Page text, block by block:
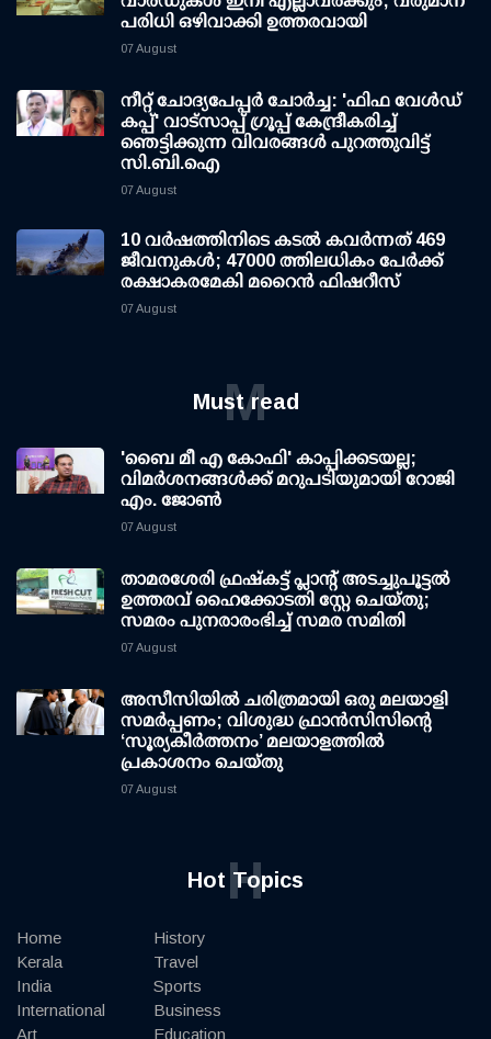
പരിധി ഒഴിവാക്കി ഉത്തരവായി
07 August
നീറ്റ് ചോദ്യപേപ്പര്‍ ചോര്‍ച്ച: 'ഫിഫ വേള്‍ഡ്
കപ്പ്' വാട്സാപ്പ് ഗ്രൂപ്പ് കേന്ദ്രീകരിച്ച്
ഞെട്ടിക്കുന്ന വിവരങ്ങള്‍ പുറത്തുവിട്ട്
സി.ബി.ഐ
07 August
10 വര്‍ഷത്തിനിടെ കടല്‍ കവര്‍ന്നത് 469
ജീവനുകള്‍; 47000 ത്തിലധികം പേര്‍ക്ക്
രക്ഷാകരമേകി മറൈന്‍ ഫിഷറീസ്
07 August
Must read
M
'ബൈ മീ എ കോഫി' കാപ്പിക്കടയല്ല;
വിമര്‍ശനങ്ങള്‍ക്ക് മറുപടിയുമായി റോജി
എം. ജോണ്‍
07 August
താമരശേരി ഫ്രഷ്കട്ട് പ്ലാന്റ് അടച്ചുപൂട്ടൽ
ഉത്തരവ് ഹൈക്കോടതി സ്റ്റേ ചെയ്തു;
സമരം പുനരാരംഭിച്ച് സമര സമിതി
07 August
അസീസിയിൽ ചരിത്രമായി ഒരു മലയാളി
സമർപ്പണം; വിശുദ്ധ ഫ്രാൻസിസിന്റെ
‘സൂര്യകീർത്തനം’ മലയാളത്തിൽ
പ്രകാശനം ചെയ്തു
07 August
Hot Topics
H
Home
Kerala
India
International
Art
History
Travel
Sports
Business
Education